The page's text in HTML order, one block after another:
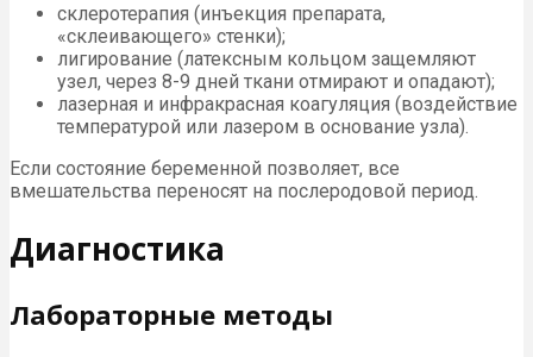
склеротерапия (инъекция препарата,
«склеивающего» стенки);
лигирование (латексным кольцом защемляют
узел, через 8-9 дней ткани отмирают и опадают);
лазерная и инфракрасная коагуляция (воздействие
температурой или лазером в основание узла).
Если состояние беременной позволяет, все
вмешательства переносят на послеродовой период.
Диагностика
Лабораторные методы